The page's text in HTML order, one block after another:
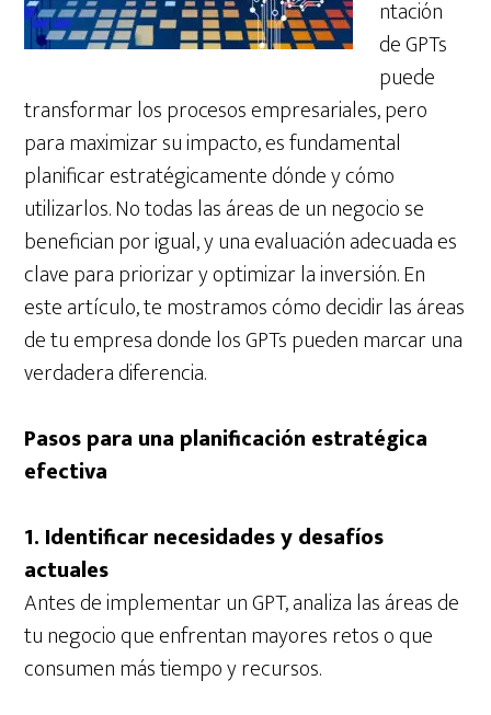
ntación
de GPTs
puede
transformar los procesos empresariales, pero
para maximizar su impacto, es fundamental
planificar estratégicamente dónde y cómo
utilizarlos. No todas las áreas de un negocio se
benefician por igual, y una evaluación adecuada es
clave para priorizar y optimizar la inversión. En
este artículo, te mostramos cómo decidir las áreas
de tu empresa donde los GPTs pueden marcar una
verdadera diferencia.
Pasos para una planificación estratégica
efectiva
1. Identificar necesidades y desafíos
actuales
Antes de implementar un GPT, analiza las áreas de
tu negocio que enfrentan mayores retos o que
consumen más tiempo y recursos.